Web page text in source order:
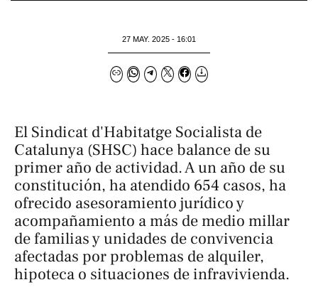
27 MAY. 2025 - 16:01
El Sindicat d'Habitatge Socialista de
Catalunya (SHSC) hace balance de su
primer año de actividad. A un año de su
constitución, ha atendido 654 casos, ha
ofrecido asesoramiento jurídico y
acompañamiento a más de medio millar
de familias y unidades de convivencia
afectadas por problemas de alquiler,
hipoteca o situaciones de infravivienda.